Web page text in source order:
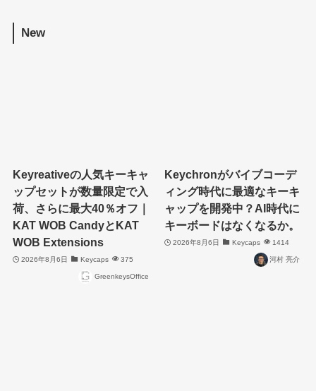
New
Keyreativeの人気キーキャ
ップセットが数量限定で入
荷、さらに最大40％オフ｜
KAT WOB CandyとKAT
WOB Extensions
2026年8月6日 Keycaps 375
GreenkeysOffice
Keychronがバイブコーデ
ィング時代に最適なキーキ
ャップを開発中？AI時代に
キーボードはなくなるか。
2026年8月6日 Keycaps 1414
河村 亮介